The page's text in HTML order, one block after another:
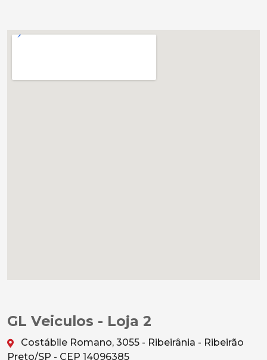
GL Veiculos - Loja 2
Costábile Romano, 3055 - Ribeirânia - Ribeirão
Preto/SP - CEP 14096385